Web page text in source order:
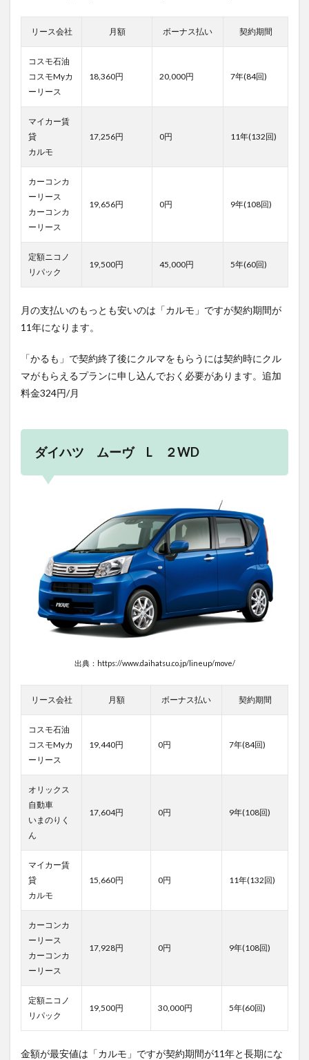
リース会社 月額 ボーナス払い 契約期間
コスモ石油
コスモMyカ
ーリース
18,360円 20,000円 7年(84回)
マイカー賃
貸
カルモ
17,256円 0円 11年(132回)
カーコンカ
ーリース
カーコンカ
ーリース
19,656円 0円 9年(108回)
定額ニコノ
リパック
19,500円 45,000円 5年(60回)
月の支払いのもっとも安いのは「カルモ」ですが契約期間が
11年になります。
「かるも」で契約終了後にクルマをもらうには契約時にクル
マがもらえるプランに申し込んでおく必要があります。追加
料金324円/月
ダイハツ ムーヴ L ２WD
出典：https://www.daihatsu.co.jp/lineup/move/
リース会社 月額 ボーナス払い 契約期間
コスモ石油
コスモMyカ
ーリース
19,440円 0円 7年(84回)
オリックス
自動車
いまのりく
ん
17,604円 0円 9年(108回)
マイカー賃
貸
カルモ
15,660円 0円 11年(132回)
カーコンカ
ーリース
カーコンカ
ーリース
17,928円 0円 9年(108回)
定額ニコノ
リパック
19,500円 30,000円 5年(60回)
金額が最安値は「カルモ」ですが契約期間が11年と長期にな